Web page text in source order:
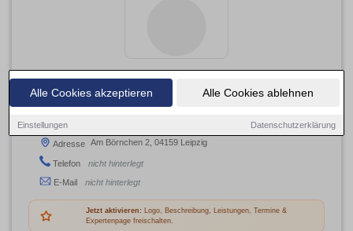
Alle Cookies akzeptieren Alle Cookies ablehnen
Einstellungen Datenschutzerklärung
1KOMMA5° Leipzig: Meisterbetrieb für Photovoltaik,
Solaranlagen & Wärmepumpen
Adresse Am Börnchen 2, 04159 Leipzig
Telefon
nicht hinterlegt
E-Mail
nicht hinterlegt
Jetzt aktivieren: Logo, Beschreibung, Leistungen, Termine &
Expertenpage freischalten.